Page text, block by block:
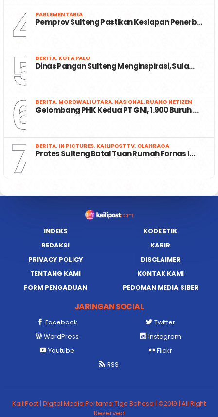
4 PARLEMENTARIA
Pemprov Sulteng Pastikan Kesiapan Penerb…
5 BERITA, KOTA PALU
Dinas Pangan Sulteng Menginspirasi, Sula…
6 BERITA, MOROWALI UTARA, NASIONAL, RUANG NETIZEN
Gelombang PHK Kedua PT GNI, 1.900 Buruh …
7 BERITA, IN PICTURES, KAILIPOST TV, OLAHRAGA
Protes Sulteng Batal Tuan Rumah Fornas I…
INDEKS
KODE ETIK
REDAKSI
KARIR
PRIVACY POLICY
DISCLAIMER
TENTANG KAMI
KONTAK KAMI
FORM PENGADUAN
PEDOMAN MEDIA SIBER
JARINGAN SOCIAL
Facebook
Twitter
WordPress
Instagram
Youtube
Flickr
RSS
KailiPost | Digital Media Pertama Tiga Bahasa | ©2019 | All Right
Reserved